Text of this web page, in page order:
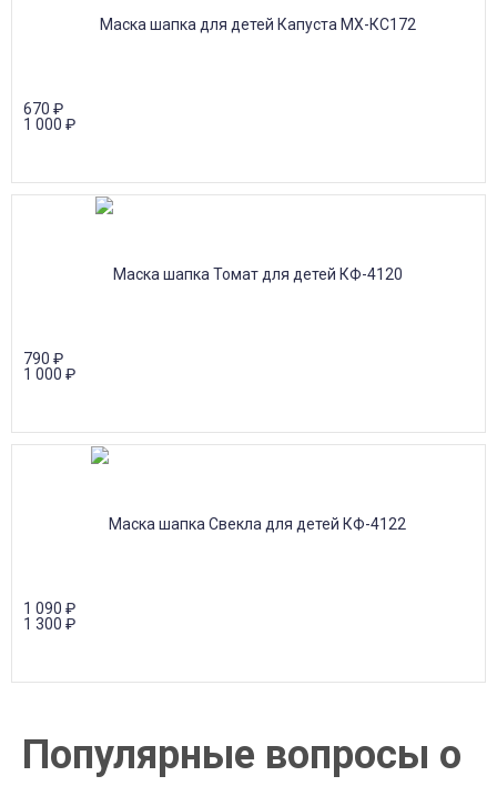
670 ₽
1 000 ₽
790 ₽
1 000 ₽
1 090 ₽
1 300 ₽
Популярные вопросы о